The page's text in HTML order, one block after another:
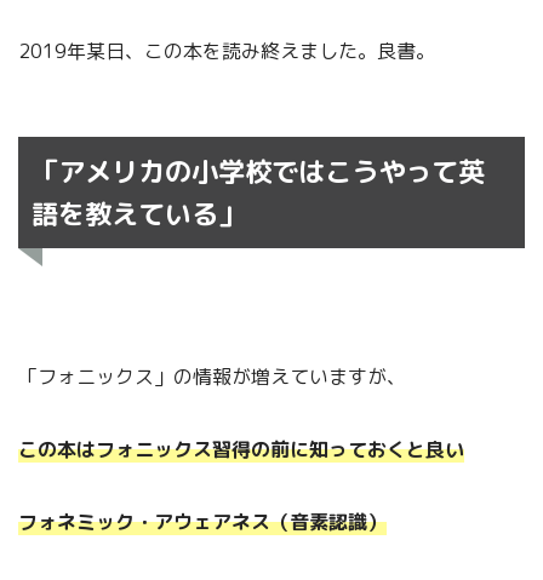
2019年某日、この本を読み終えました。良書。
「アメリカの小学校ではこうやって英
語を教えている」
「フォニックス」の情報が増えていますが、
この本はフォニックス習得の前に知っておくと良い
フォネミック・アウェアネス（音素認識）